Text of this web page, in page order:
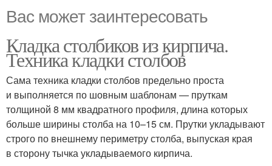
Вас может заинтересовать
Кладка столбиков из кирпича.
Техника кладки столбов
Сама техника кладки столбов предельно проста
и выполняется по шовным шаблонам — пруткам
толщиной 8 мм квадратного профиля, длина которых
больше ширины столба на 10–15 см. Прутки укладывают
строго по внешнему периметру столба, выпуская края
в сторону тычка укладываемого кирпича.